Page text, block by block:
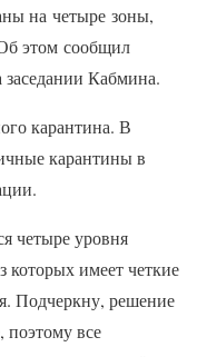
на четыре зоны,
этом сообщил
Кабмина.
карантина. В
карантины в
четыре уровня
которых имеет четкие
Подчеркну, решение
поэтому все